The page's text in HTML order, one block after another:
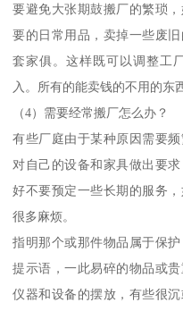
要避免大张期鼓搬厂的繁琐
要的日常用品，卖掉一些废
套家俱。这样既可以调整工
入。所有的能卖钱的不用的东
（4）需要经常搬厂怎么办？
有些厂庭由于某种原因需要
对自己的设备和家具做出要
好不要预定一些长期的服务
很多麻烦。
指明那个或那件物品属于保
提示语，一此易碎的物品或
仪器和设备的摆放，有些很